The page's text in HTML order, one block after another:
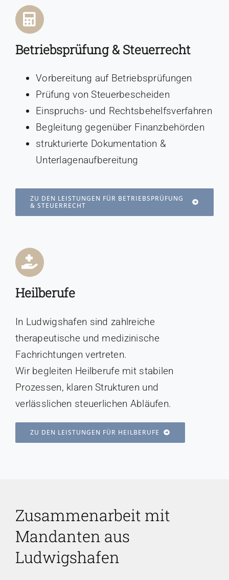
Betriebsprüfung & Steuerrecht
Vorbereitung auf Betriebsprüfungen
Prüfung von Steuerbescheiden
Einspruchs- und Rechtsbehelfsverfahren
Begleitung gegenüber Finanzbehörden
strukturierte Dokumentation &
Unterlagenaufbereitung
ZU DEN LEISTUNGEN FÜR BETRIEBSPRÜFUNG
& STEUERRECHT
Heilberufe
In Ludwigshafen sind zahlreiche
therapeutische und medizinische
Fachrichtungen vertreten.
Wir begleiten Heilberufe mit stabilen
Prozessen, klaren Strukturen und
verlässlichen steuerlichen Abläufen.
ZU DEN LEISTUNGEN FÜR HEILBERUFE
Zusammenarbeit mit
Mandanten aus
Ludwigshafen